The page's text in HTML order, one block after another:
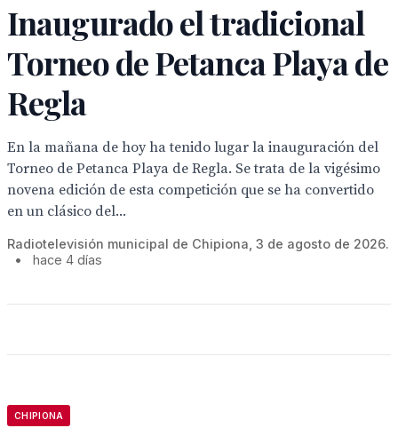
Inaugurado el tradicional
Torneo de Petanca Playa de
Regla
En la mañana de hoy ha tenido lugar la inauguración del
Torneo de Petanca Playa de Regla. Se trata de la vigésimo
novena edición de esta competición que se ha convertido
en un clásico del...
Radiotelevisión municipal de Chipiona, 3 de agosto de 2026.
•
hace 4 días
CHIPIONA